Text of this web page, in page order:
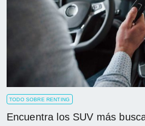
TODO SOBRE RENTING
Encuentra los SUV más